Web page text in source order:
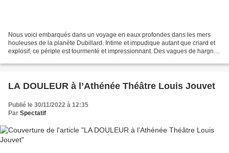
Nous voici embarqués dans un voyage en eaux profondes dans les mers
houleuses de la planète Dubillard. Intime et impudique autant que criard et
explosif, ce périple est tourmenté et impressionnant. Des vagues de hargne
LA DOULEUR à l’Athénée Théâtre Louis Jouvet
Publié le 30/11/2022 à 12:35
Par Spectatif